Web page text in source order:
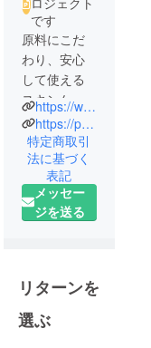
です
原料にこだ
わり、安心
して使える
スキンケア
を展開して
います。
さまざまな
肌の悩みに
寄り添い、
必要として
くことが使
命だと感じ
ています。
https://www.instagram.com/one.and.skin_tokyo/
https://page.line.me/864jlveq
特定商取引
法に基づく
表記
メッセー
ジを送る
リターンを
選ぶ